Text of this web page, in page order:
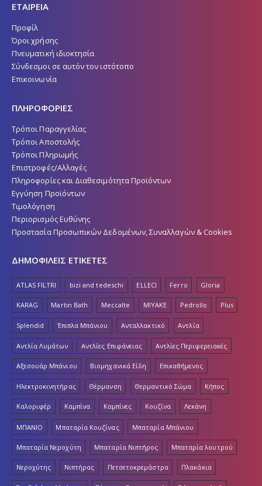
ΕΤΑΙΡΕΙΑ
Προφίλ
Όροι χρήσης
Πνευματική ιδιοκτησία
Σύνδεσμοι σε αυτόν τον ιστότοπο
Επικοινωνία
ΠΛΗΡΟΦΟΡΙΕΣ
Τρόποι Παραγγελίας
Τρόποι Αποστολής
Τρόποι Πληρωμής
Επιστροφές/Αλλαγές
Πληροφορίες και Διαθεσιμότητα Προϊόντων
Εγγύηση Προϊόντων
Τιμολόγηση
Περιορισμός Ευθύνης
Προστασία Προσωπικών Δεδομένων, Συναλλαγών & Cookies
ΔΗΜΟΦΙΛΕΙΣ ΕΤΙΚΕΤΕΣ
ATLAS FILTRI bizi and tedeschi ELLECI Ferro Gloria
KARAG Martin Bath Meccalte MIYAKE Pedrollo Plus
Splendid Έπιπλα Μπάνιου Ανταλλακτικό Αντλία
Αντλία Λυμάτων Αντλίες Επιφάνειας Αντλίες Περιφερειακές
Αξεσουάρ Μπάνιου Βιομηχανικά Είδη Επικαθήμενος
Ηλεκτροκινητήρας Θέρμανση Θερμαντικό Σώμα Κήπος
Καλοριφέρ Καμπίνα Καμπίνες Κουζίνα Λεκάνη
ΜΠΑΝΙΟ Μπαταρία Κουζίνας Μπαταρία Μπάνιου
Μπαταρία Νεροχύτη Μπαταρία Νιπτήρος Μπαταρία λουτρού
Νεροχύτης Νιπτήρας Πετσετοκρεμάστρα Πλακάκια